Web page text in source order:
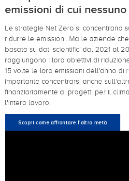
emissioni di cui
Le strategie Net Zero si concentrano
ridurre le emissioni. Ma le aziende
basato su dati scientifici dal 2021 al
raggiungono i loro obiettivi di
15 volte le loro emissioni dell'anno di
importante concentrarsi anche
finanziariamente ai progetti per il
l'intero lavoro.
Scopri come affrontare l'altra metà